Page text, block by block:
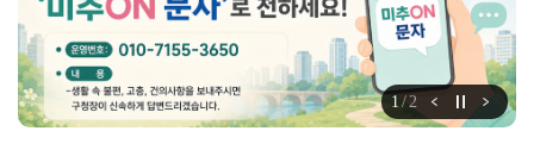
1 / 2 알림존 이전
정지 알